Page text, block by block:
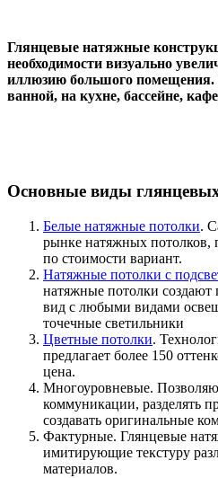
Глянцевые натяжные
необходимости визуально
иллюзию большого
ванной, на кухне, бассейне,
Основные виды
Белые натяжные потолки.
рынке натяжных
по стоимости вариант.
Натяжные потолки с
натяжные потолки
вид с любыми видами
точечные светильники
Цветные потолки.
предлагает более 150
цена.
Многоуровневые.
коммуникации, разделять
создавать оригинальные
Фактурные. Глянцевые
имитирующие текстуру
материалов.